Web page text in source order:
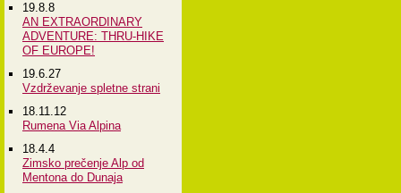
19.8.8
AN EXTRAORDINARY
ADVENTURE: THRU-HIKE
OF EUROPE!
19.6.27
Vzdrževanje spletne strani
18.11.12
Rumena Via Alpina
18.4.4
Zimsko prečenje Alp od
Mentona do Dunaja